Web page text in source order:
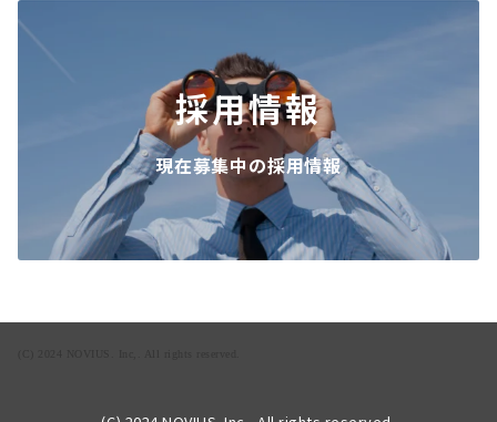
採用情報
現在募集中の採用情報